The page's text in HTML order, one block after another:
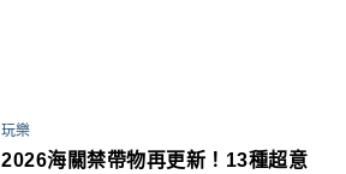
玩樂
2026海關禁帶物再更新！13種超意